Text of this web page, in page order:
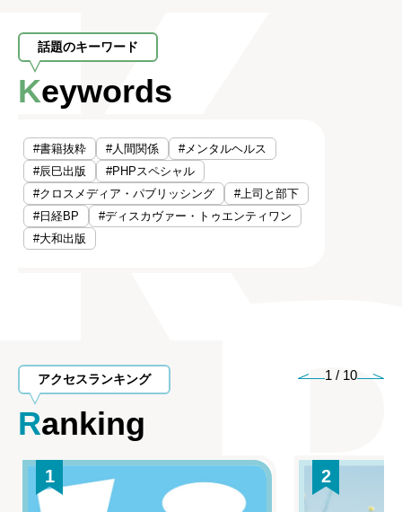
話題のキーワード
Keywords
#書籍抜粋 #人間関係
#メンタルヘルス
#辰巳出版
#PHPスペシャル
#クロスメディア・パブリッシング
#上司と部下
#日経BP
#ディスカヴァー・トゥエンティワン
#大和出版
アクセスランキング
Ranking
1 / 10
1 2